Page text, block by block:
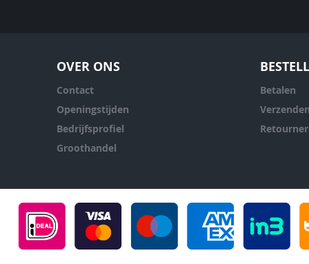
OVER ONS
Contact
Openingstijden
Bedrijfsprofiel
Groothandel
Betalen
Verzenden